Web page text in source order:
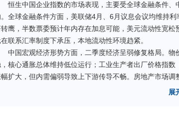
恒生中国企业指数的市场表现，主要受全球金融条件
全球金融条件方面，美联储4月、6月议息会议均维持
鹰，半数票委预计年内存在加息可能，美元流动性宽
联系汇率制度下承压，本地流动性环境趋紧。
中国宏观经济形势方面，二季度经济呈弱修复格局。
核心通胀总体维持低位运行；工业生产者出厂价格指
扩大，但内需偏弱导致上下游传导不畅。房地产市场
线后修复放缓，5月回落至临界点，内需复苏基础仍待展